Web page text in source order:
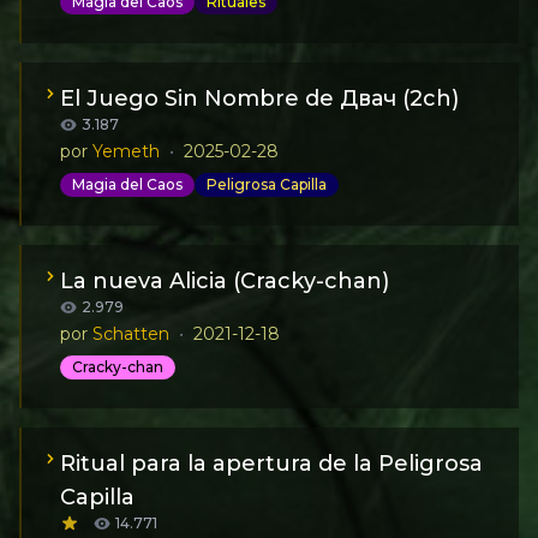
estados animales de conciencia
¡Descarga o hazte con el #OpGrimoire!
El Juego Sin Nombre de Двач (2ch)
3.187
por Yemeth • 2025-02-28
Magia del Caos Peligrosa Capilla
Un breve FAQ sobre el Juego Sin Nombre,
rescatado de un antiguo hilo de Двач.
La nueva Alicia (Cracky-chan)
2.979
por Schatten • 2021-12-18
Cracky-chan
Dedicado a la nueva Alicia (Cracky-chan)
Ritual para la apertura de la Peligrosa
Capilla
14.771